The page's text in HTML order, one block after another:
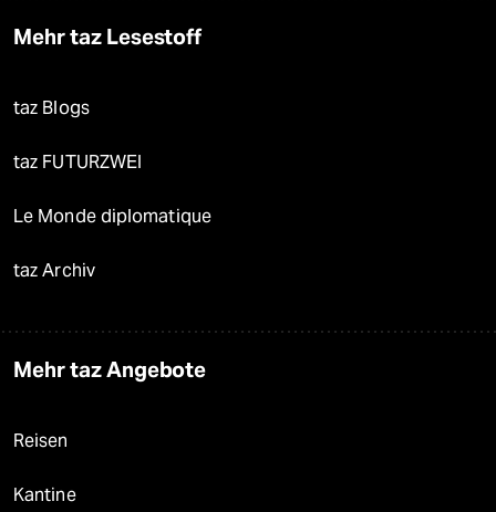
Mehr taz Lesestoff
taz Blogs
taz FUTURZWEI
Le Monde diplomatique
taz Archiv
Mehr taz Angebote
Reisen
Kantine